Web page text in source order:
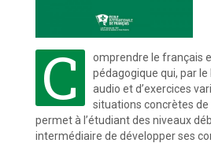
C
omprendre le français
pédagogique qui, par
audio et d’exercices
situations concrètes
permet à l’étudiant des niveaux
intermédiaire de développer ses